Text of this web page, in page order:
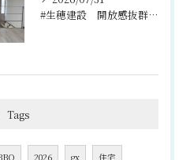
#生穂建設 開放感抜群の吹き抜けと2階のフリースペース🌿
Tags
2026 gx 住宅